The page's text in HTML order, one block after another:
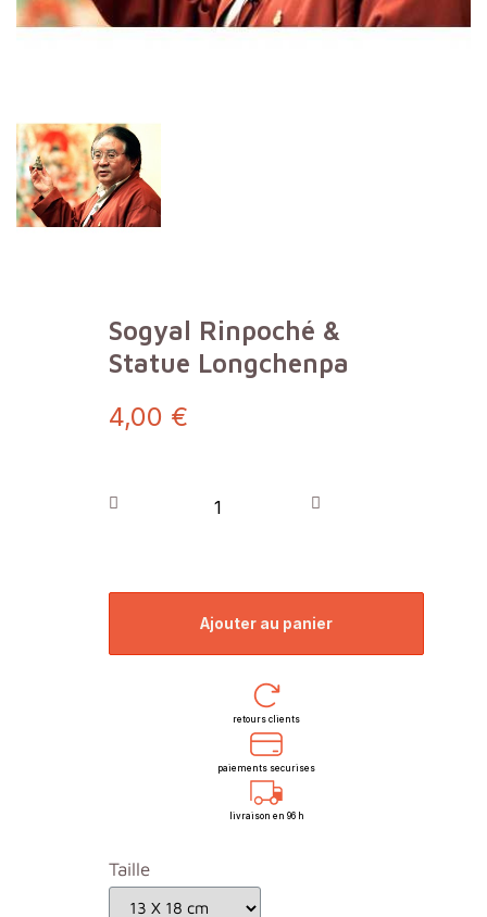
Sogyal Rinpoché &
Statue Longchenpa
4,00 €
ajouter au panier
retours clients
paiements securises
livraison en 96 h
Taille